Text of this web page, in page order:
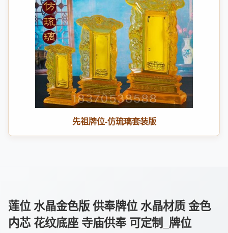
先祖牌位-仿琉璃套装版
莲位 水晶金色版 供奉牌位 水晶材质 金色
内芯 花纹底座 寺庙供奉 可定制_牌位